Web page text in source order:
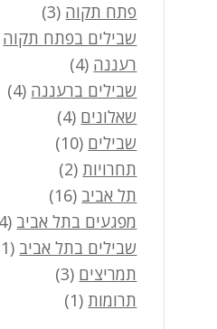
פתח תקוה (3)
שבילים בפתח תקוה
רעננה (4)
שבילים ברעננה (4)
שאלונים (4)
שבילים (10)
תחרויות(2)
תל אביב (16)
מפגעים בתל אביב (4)
שבילים בתל אביב (11)
תמריצים (3)
תרומות(1)